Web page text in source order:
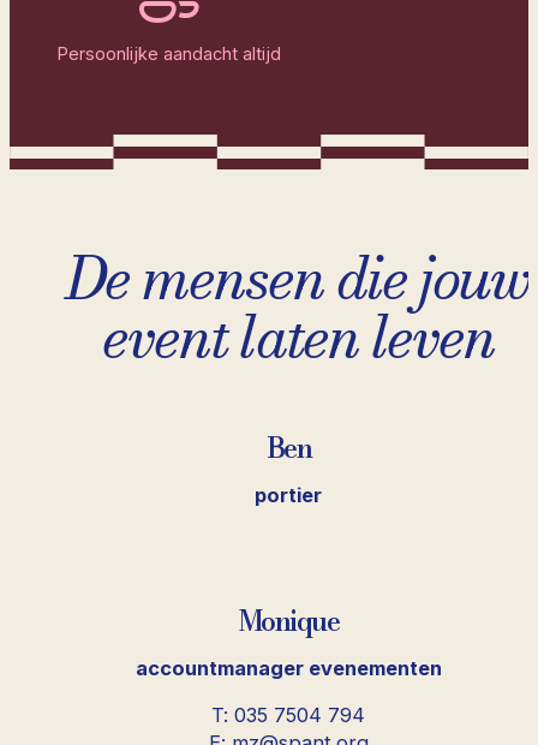
Persoonlijke aandacht altijd
De mensen die jouw
event laten leven
Ben
portier
Monique
accountmanager evenementen
T: 035 7504 794